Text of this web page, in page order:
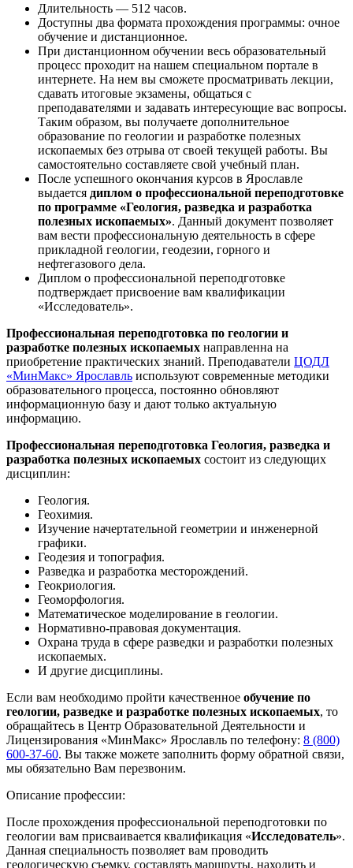
Длительность — 512 часов.
Доступны два формата прохождения программы: очное
обучение и дистанционное.
При дистанционном обучении весь образовательный
процесс проходит на нашем специальном портале в
интернете. На нем вы сможете просматривать лекции,
сдавать итоговые экзамены, общаться с
преподавателями и задавать интересующие вас вопросы.
Таким образом, вы получаете дополнительное
образование по геологии и разработке полезных
ископаемых без отрыва от своей текущей работы. Вы
самостоятельно составляете свой учебный план.
После успешного окончания курсов в Ярославле
выдается диплом о профессиональной переподготовке
по программе «Геология, разведка и разработка
полезных ископаемых». Данный документ позволяет
вам вести профессиональную деятельность в сфере
прикладной геологии, геодезии, горного и
нефтегазового дела.
Диплом о профессиональной переподготовке
подтверждает присвоение вам квалификации
«Исследователь».
Профессиональная переподготовка по геологии и
разработке полезных ископаемых направленна на
приобретение практических знаний. Преподаватели ЦОДЛ
«МинМакс» Ярославль используют современные методики
образовательного процесса, постоянно обновляют
информационную базу и дают только актуальную
информацию.
Профессиональная переподготовка Геология, разведка и
разработка полезных ископаемых состоит из следующих
дисциплин:
Геология.
Геохимия.
Изучение начертательной геометрии и инженерной
графики.
Геодезия и топография.
Разведка и разработка месторождений.
Геокриология.
Геоморфология.
Математическое моделирование в геологии.
Нормативно-правовая документация.
Охрана труда в сфере разведки и разработки полезных
ископаемых.
И другие дисциплины.
Если вам необходимо пройти качественное обучение по
геологии, разведке и разработке полезных ископаемых, то
обращайтесь в Центр Образовательной Деятельности и
Лицензирования «МинМакс» Ярославль по телефону: 8 (800)
600-37-60. Вы также можете заполнить форму обратной связи,
мы обязательно Вам перезвоним.
Описание профессии:
После прохождения профессиональной переподготовки по
геологии вам присваивается квалификация «Исследователь».
Данная специальность позволяет вам проводить
геологическую съемку, составлять маршруты, находить и